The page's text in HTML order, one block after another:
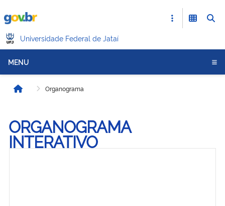
Universidade Federal de Jataí
MENU
Início Organograma
ORGANOGRAMA
INTERATIVO